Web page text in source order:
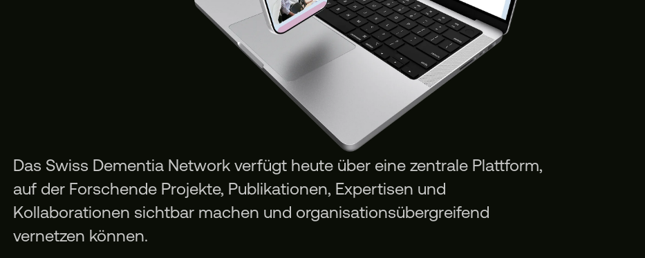
Das Swiss Dementia Network verfügt heute über eine zentrale Plattform,
auf der Forschende Projekte, Publikationen, Expertisen und
Kollaborationen sichtbar machen und organisationsübergreifend
vernetzen können.